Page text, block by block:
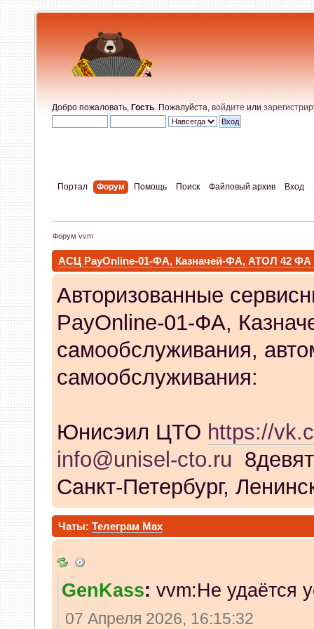
Добро пожаловать, Гость . Пожалуйста, войдите или
Портал Форум Помощь Поиск Файловый архив Вход
Форум vvm
АСЦ PayOnline-01-ФА, Казначей-ФА, АТОЛ 42 ФА
Авторизованные
PayOnline-01-ФА,
самообслуживания,
самообслуживания:
Юнисэил ЦТО https://
info@unisel-cto.ru
Санкт-Петербург,
Чаты:Телеграм Max
GenKass: vvm:Не удаётся
07 Апреля 2026, 16:15:32